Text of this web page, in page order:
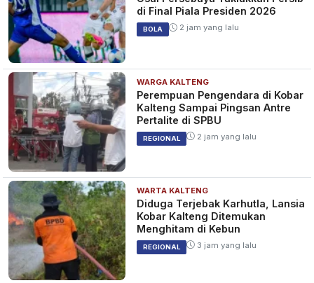
di Final Piala Presiden 2026
BOLA 2 jam yang lalu
WARGA KALTENG
Perempuan Pengendara di Kobar
Kalteng Sampai Pingsan Antre
Pertalite di SPBU
REGIONAL 2 jam yang lalu
WARTA KALTENG
Diduga Terjebak Karhutla, Lansia
Kobar Kalteng Ditemukan
Menghitam di Kebun
REGIONAL 3 jam yang lalu